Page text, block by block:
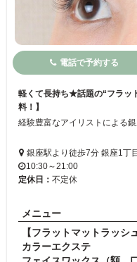
電話で予約する
軽くて長持ち★話題の“フラッ
料！】
銀座駅より徒歩7分 銀座1丁
10:30～21:00
定休日： 不定休
メニュー
【フラットマットラッシ
カラーエクステ